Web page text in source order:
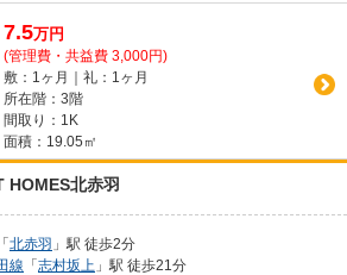
絡下さい！！
7.5万円
(管理費・共益費 3,000円)
敷：1ヶ月｜礼：1ヶ月
所在階：3階
間取り：1K
面積：19.05㎡
HOMES北赤羽
「北赤羽 」駅 徒歩2分
線 「志村坂上 」駅 徒歩21分